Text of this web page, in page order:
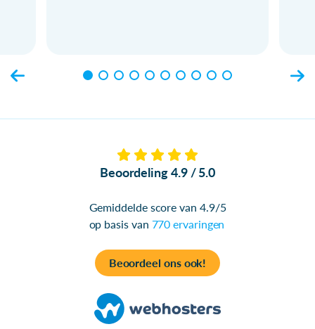
Beoordeling 4.9 / 5.0
Gemiddelde score van 4.9/5
op basis van 770 ervaringen
Beoordeel ons ook!